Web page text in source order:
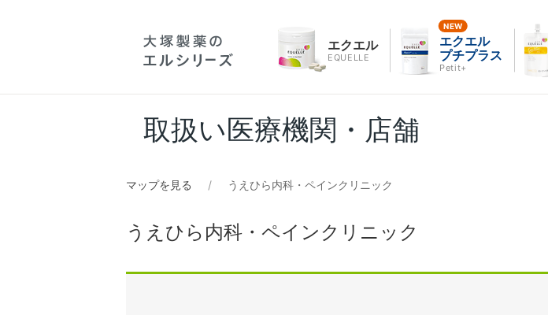
エクエル
EQUELLE
エクエル
プチプラス
Petit+
取扱い医療機関・店舗
マップを見る うえひら内科・ペインクリニック
うえひら内科・ペインクリニック